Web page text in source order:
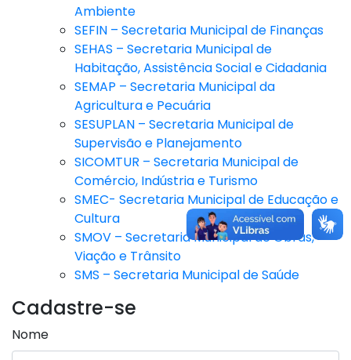
Ambiente
SEFIN – Secretaria Municipal de Finanças
SEHAS – Secretaria Municipal de
Habitação, Assistência Social e Cidadania
SEMAP – Secretaria Municipal da
Agricultura e Pecuária
SESUPLAN – Secretaria Municipal de
Supervisão e Planejamento
SICOMTUR – Secretaria Municipal de
Comércio, Indústria e Turismo
SMEC- Secretaria Municipal de Educação e
Cultura
SMOV – Secretaria Municipal de Obras,
Viação e Trânsito
SMS – Secretaria Municipal de Saúde
Cadastre-se
Nome